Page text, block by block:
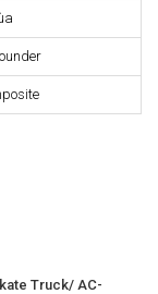
Truck/ AC-